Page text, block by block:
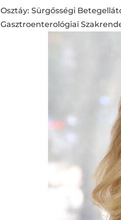
Osztáy: Sürgősségi
Gasztroenterológiai